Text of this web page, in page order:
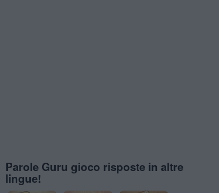
Parole Guru gioco risposte in altre
lingue!